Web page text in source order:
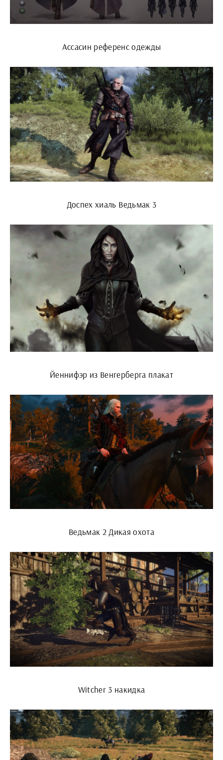
Ассасин референс одежды
Доспех хиаль Ведьмак 3
Йеннифэр из Венгерберга плакат
Ведьмак 2 Дикая охота
Witcher 3 накидка